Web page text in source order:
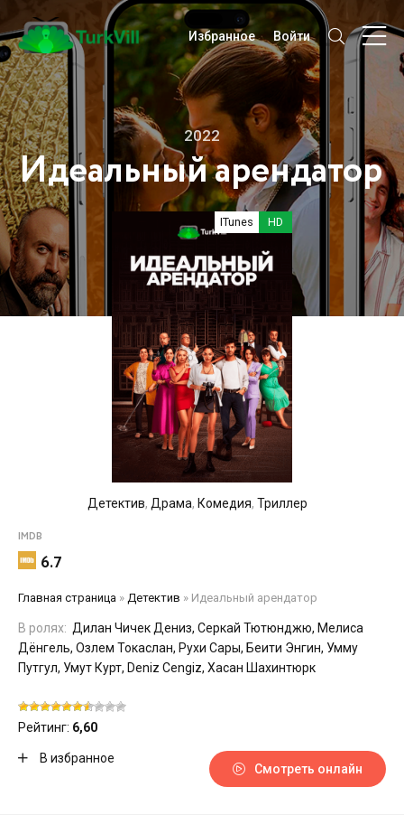
Избранное Войти
Идеальный арендатор
ITunes HD
2022
Детектив, Драма, Комедия, Триллер
IMDB
6.7
Главная страница » Детектив » Идеальный арендатор
В ролях: Дилан Чичек Дениз, Серкай Тютюнджю, Мелиса
Дёнгель, Озлем Токаслан, Рухи Сары, Беити Энгин, Умму
Путгул, Умут Курт, Deniz Cengiz, Хасан Шахинтюрк
Рейтинг: 6,60
В избранное
Смотреть онлайн